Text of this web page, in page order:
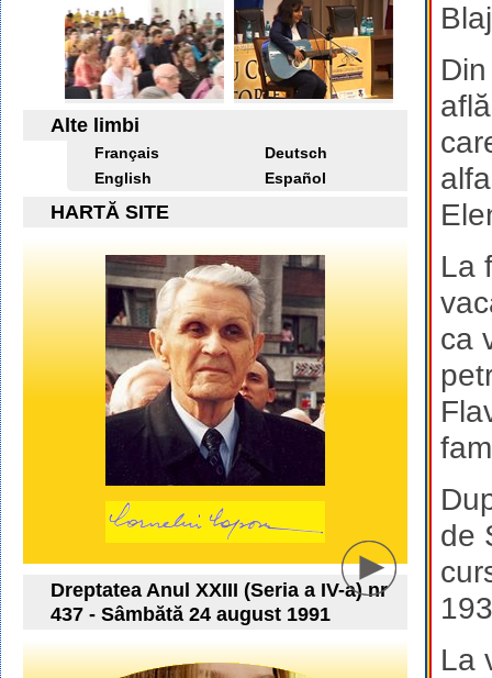
La
ca
de
La
Alte limbi
Français
Deutsch
English
Español
HARTĂ SITE
Dreptatea Anul XXIII (Seria a IV-a) nr
437 - Sâmbătă 24 august 1991